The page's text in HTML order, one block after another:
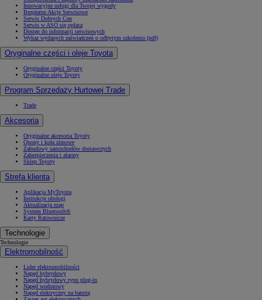
Innowacyjne usługi dla Twojej wygody
Bezpłatne Akcje Serwisowe
Serwis Dobrych Cen
Serwis w ASO się opłaca
Dostęp do informacji serwisowych
Wykaz wydanych zaświadczeń o odbytym szkoleniu (pdf)
Oryginalne części i oleje Toyota
Oryginalne części Toyoty
Oryginalne oleje Toyoty
Program Sprzedaży Hurtowej Trade
Trade
Akcesoria
Oryginalne akcesoria Toyoty
Opony i koła zimowe
Zabudowy samochodów dostawczych
Zabezpieczenia i alarmy
Sklep Toyoty
Strefa klienta
Aplikacja MyToyota
Instrukcje obsługi
Aktualizacja map
System Bluetooth®
Karty Ratownicze
Technologie
Technologie
Elektromobilność
Lider elektromobilności
Napęd hybrydowy
Napęd hybrydowy typu plug-in
Napęd wodorowy
Napęd elektryczny na baterię